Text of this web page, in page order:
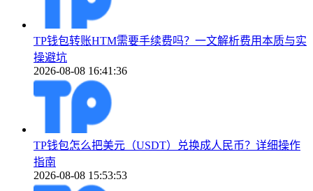
TP钱包转账HTM需要手续费吗？一文解析费用本质与实
操避坑
2026-08-08 16:41:36
TP钱包怎么把美元（USDT）兑换成人民币？详细操作
指南
2026-08-08 15:53:53